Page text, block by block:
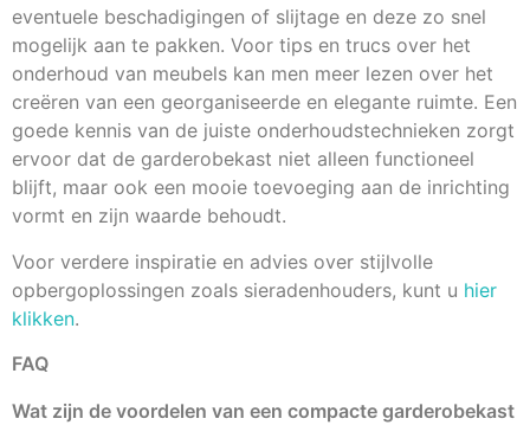
eventuele beschadigingen of slijtage en deze zo snel
mogelijk aan te pakken. Voor tips en trucs over het
onderhoud van meubels kan men meer lezen over het
creëren van een georganiseerde en elegante ruimte. Een
goede kennis van de juiste onderhoudstechnieken zorgt
ervoor dat de garderobekast niet alleen functioneel
blijft, maar ook een mooie toevoeging aan de inrichting
vormt en zijn waarde behoudt.
Voor verdere inspiratie en advies over stijlvolle
opbergoplossingen zoals sieradenhouders, kunt u hier
klikken.
FAQ
Wat zijn de voordelen van een compacte garderobekast